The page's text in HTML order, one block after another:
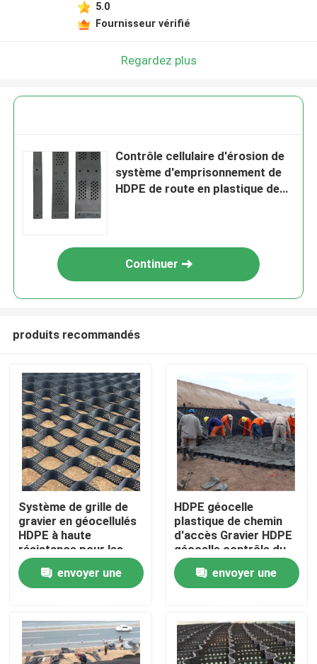
Aperçu
Vidéos
5.0
Fournisseur vérifié
Regardez plus
Contrôle cellulaire d'érosion de
système d'emprisonnement de
HDPE de route en plastique de
Continuer
produits recommandés
Système de grille de
gravier en géocellulés
HDPE à haute
résistance pour les
allées, la stabilisation
du sol, la protection
des pentes et le
murs de soutènement
envoyer une
HDPE géocelle
plastique de chemin
d'accès Gravier HDPE
géocelle contrôle du
sol dans la route pour
le renforcement de la
route Protection de la
l'érosion Gravier
autoroute
envoyer une